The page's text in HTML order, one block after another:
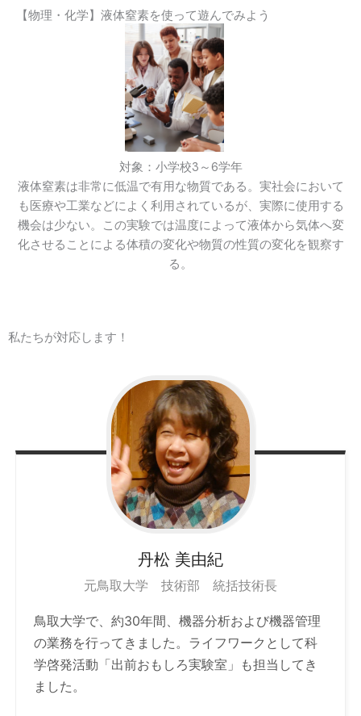
【物理・化学】液体窒素を使って遊んでみよう
対象：小学校3～6学年
液体窒素は非常に低温で有用な物質である。実社会において
も医療や工業などによく利用されているが、実際に使用する
機会は少ない。この実験では温度によって液体から気体へ変
化させることによる体積の変化や物質の性質の変化を観察す
る。
私たちが対応します！
丹松 美由紀
元鳥取大学 技術部 統括技術長
鳥取大学で、約30年間、機器分析および機器管理
の業務を行ってきました。ライフワークとして科
学啓発活動「出前おもしろ実験室」も担当してき
ました。